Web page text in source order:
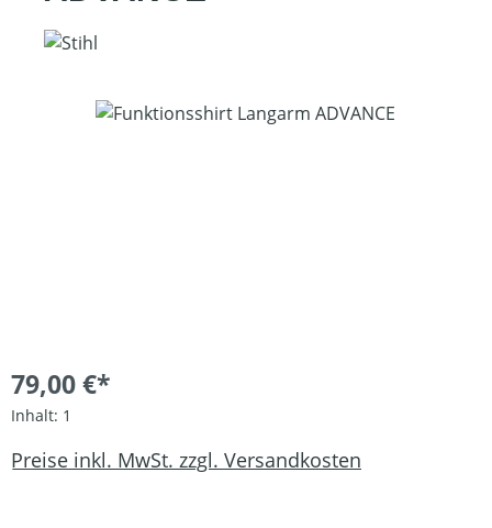
Bildergalerie überspringen
79,00 €*
Inhalt: 1
Preise inkl. MwSt. zzgl. Versandkosten